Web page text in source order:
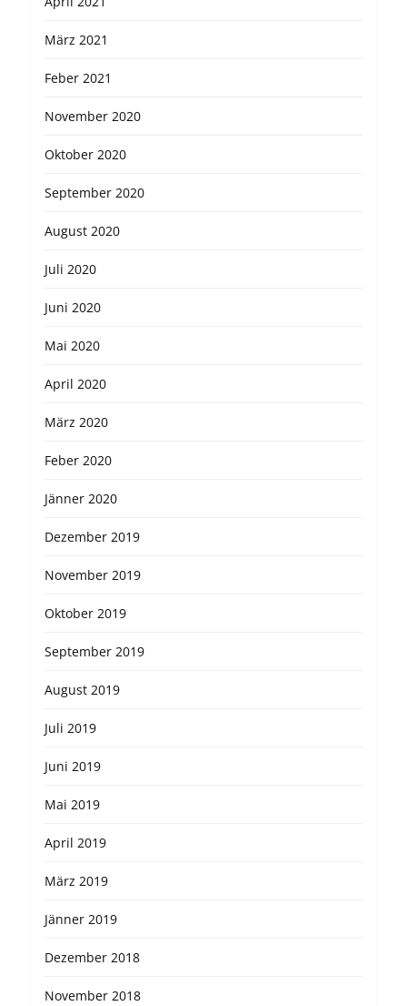
März 2021
Feber 2021
November 2020
Oktober 2020
September 2020
August 2020
Juli 2020
Juni 2020
Mai 2020
April 2020
März 2020
Feber 2020
Jänner 2020
Dezember 2019
November 2019
Oktober 2019
September 2019
August 2019
Juli 2019
Juni 2019
Mai 2019
April 2019
März 2019
Jänner 2019
Dezember 2018
November 2018